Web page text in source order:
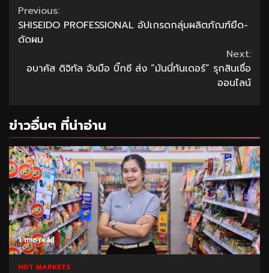
Continue
Reading
Previous:
SHISEIDO PROFESSIONAL อัปเกรดกลุ่มผลิตภัณฑ์ยืด-
ดัดผม
Next:
อบาคัส ดิจิทัล จับมือ บิ๊กซี ส่ง “มันนี่ทันเดอร์” รุกสินเชื่อ
ออนไลน์
ข่าวอื่นๆ ที่น่าอ่าน
1 min read
HOT MARKETS